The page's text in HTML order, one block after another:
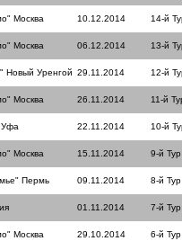
Москва 10.12.2014 14-й
Москва 06.12.2014 13-й
Новый Уренгой 29.11.2014 12-й
Москва 26.11.2014 11-й
22.11.2014 10-й
Москва 15.11.2014 9-й Тур
Пермь 09.11.2014 8-й Тур
01.11.2014 7-й Тур
Москва 29.10.2014 6-й Тур